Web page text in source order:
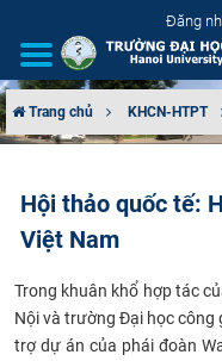
Đăng
CƠ CẤU TỔ CHỨC
TUYỂN SINH
ĐÀO TẠO
Trang chủ KHCN-HTPT
Hội thảo quốc tế:
Việt Nam
Trong khuân khổ hợp tác
Nội và trường Đại học công
trợ dự án của phái đoàn